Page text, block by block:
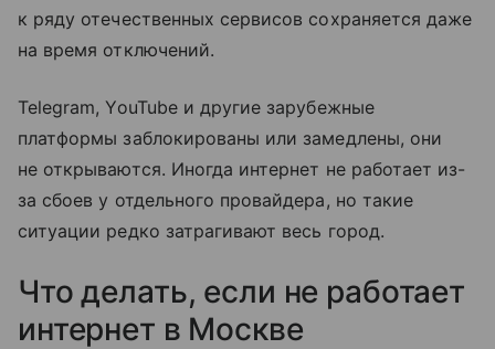
к ряду отечественных сервисов сохраняется даже
на время отключений.
Telegram, YouTube и другие зарубежные
платформы заблокированы или замедлены, они
не открываются. Иногда интернет не работает из-
за сбоев у отдельного провайдера, но такие
ситуации редко затрагивают весь город.
Что делать, если не работает
интернет в Москве